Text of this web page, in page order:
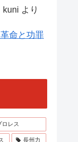
kuni より
命と功罪
ロレス
長州力